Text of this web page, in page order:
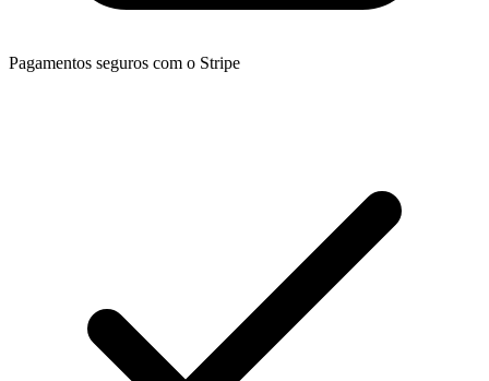
Pagamentos seguros com o Stripe